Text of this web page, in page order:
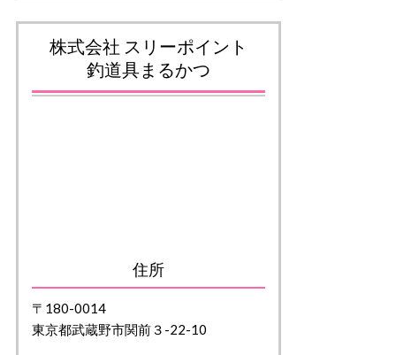
株式会社 スリーポイント
釣道具まるかつ
住所
〒180-0014
東京都武蔵野市関前３-22-10